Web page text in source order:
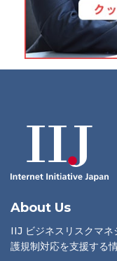
About Us
IIJ ビジネスリスクマ
護規制対応を支援する